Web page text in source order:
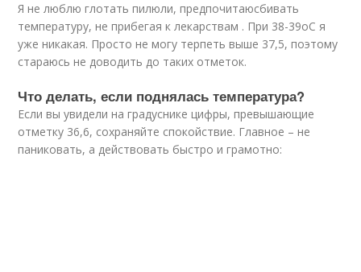
Я не люблю глотать пилюли, предпочитаюсбивать
температуру, не прибегая к лекарствам . При 38-39oC я
уже никакая. Просто не могу терпеть выше 37,5, поэтому
стараюсь не доводить до таких отметок.
Что делать, если поднялась температура?
Если вы увидели на градуснике цифры, превышающие
отметку 36,6, сохраняйте спокойствие. Главное – не
паниковать, а действовать быстро и грамотно: